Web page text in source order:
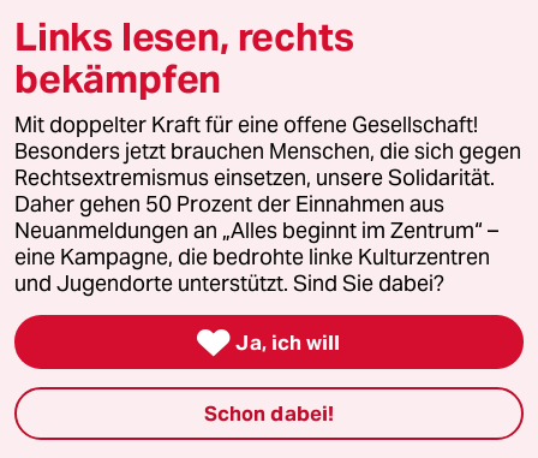
5 Zivildienst
Zwangsdienst als Randnotiz
6 Innenausschuss tagte zu CSD-Anschlag
Auch Bayerns Vorbild hilft nicht weiter
taz
Folgen Sie uns
Links lesen, rechts
bekämpfen
Mit doppelter Kraft für eine offene Gesellschaft!
Besonders jetzt brauchen Menschen, die sich gegen
Rechtsextremismus einsetzen, unsere Solidarität.
Daher gehen 50 Prozent der Einnahmen aus
Neuanmeldungen an „Alles beginnt im Zentrum“ –
eine Kampagne, die bedrohte linke Kulturzentren
und Jugendorte unterstützt. Sind Sie dabei?
 Ja, ich will
Schon dabei!